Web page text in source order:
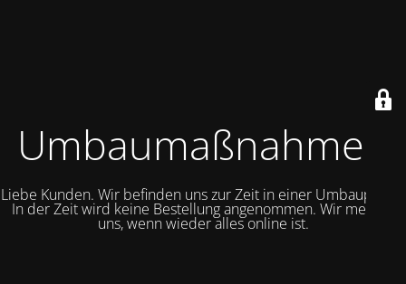
Umbaumaßnahmen
Liebe Kunden. Wir befinden uns zur Zeit in einer Umbauphase.
In der Zeit wird keine Bestellung angenommen. Wir melden
uns, wenn wieder alles online ist.